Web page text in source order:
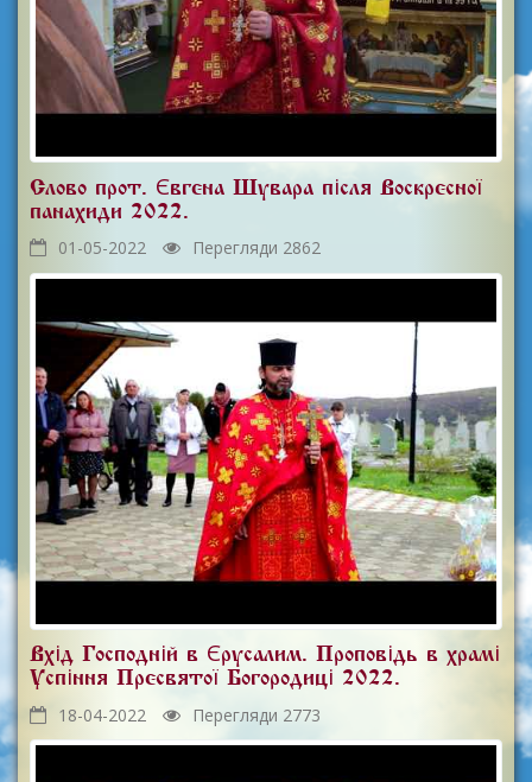
Слово прот. Євгена Шувара після Воскресної
панахиди 2022.
01-05-2022 Перегляди 2862
Вхід Господній в Єрусалим. Проповідь в храмі
Успіння Пресвятої Богородиці 2022.
18-04-2022 Перегляди 2773